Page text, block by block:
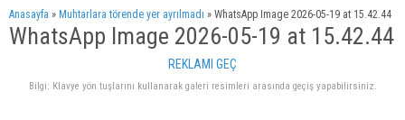
Anasayfa » Muhtarlara törende yer ayrılmadı » WhatsApp Image 2026-05-19 at 15.42.44
WhatsApp Image 2026-05-19 at 15.42.44
REKLAMI GEÇ
Bilgi: Klavye yön tuşlarını kullanarak galeri resimleri arasında geçiş yapabilirsiniz.